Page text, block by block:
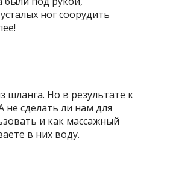
ног соорудить
шланга. Но в результате к
сделать ли нам для
и как массажный
в них воду.